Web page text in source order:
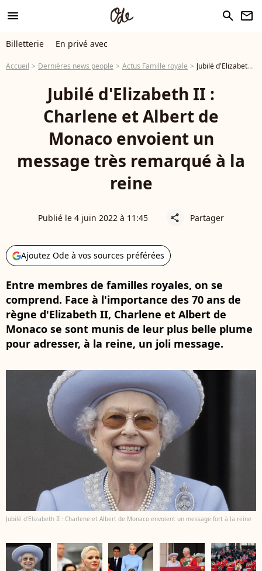
menu search newsletter
Billetterie En privé avec
Accueil Dernières news people Actus Famille royale Jubilé d'Elizabeth II : Charlene et Albert de Monaco envoient un message très remarqué à la reine
Jubilé d'Elizabeth II :
Charlene et Albert de
Monaco envoient un
message très remarqué à la
reine
Publié le 4 juin 2022 à 11:45 share Partager
Ajoutez Ode à vos sources préférées
Entre membres de familles royales, on se
comprend. Face à l'importance des 70 ans de
règne d'Elizabeth II, Charlene et Albert de
Monaco se sont munis de leur plus belle plume
pour adresser, à la reine, un joli message.
Jubilé d'Elizabeth II : Charlene et Albert de Monaco envoient un message fort à la reine